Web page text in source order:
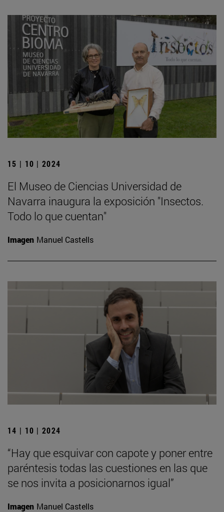
15 | 10 | 2024
El Museo de Ciencias Universidad de
Navarra inaugura la exposición "Insectos.
Todo lo que cuentan"
Imagen Manuel Castells
14 | 10 | 2024
“Hay que esquivar con capote y poner entre
paréntesis todas las cuestiones en las que
se nos invita a posicionarnos igual”
Imagen Manuel Castells